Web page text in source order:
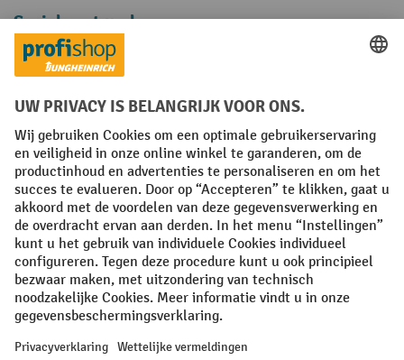
Sociale netwerken
Facebook
YouTube
LinkedInInstagram
Algemene leveringsvoorwaarden Copyright
Privacyverklaring Privacy Instellingen
All prices excl. VAT plusshipping costs and possible delivery charges,
if not stated otherwise.
¹ De korting is geldig zolang de voorraad strekt. De korting is niet van
toepassing op speciale prijzen. Een combinatie met andere
procentuele kortingen of vouchers is niet mogelijk. | ² De korting
nieuwsbrief. De voucher is 10 dagen geldig en kan online worden